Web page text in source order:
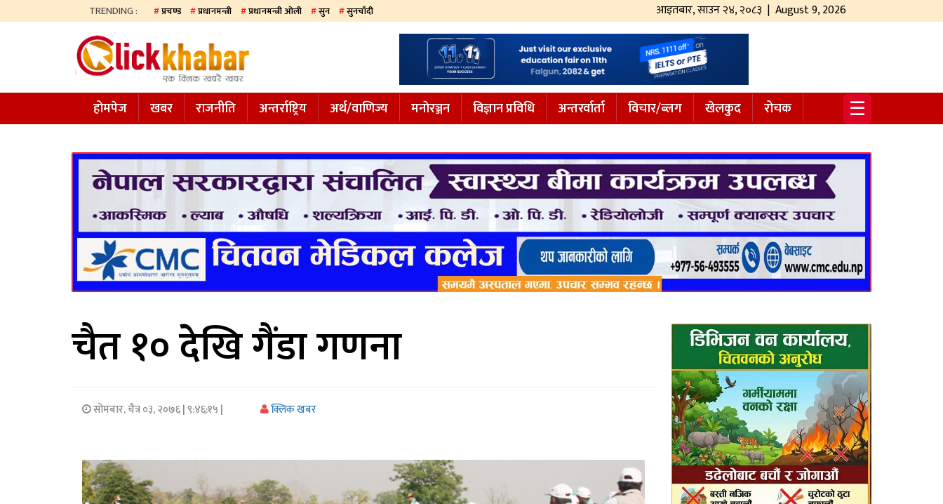
TRENDING : प्रचण्ड प्रधानमन्त्री प्रधानमन्त्री ओली सुन सुनचाँदी आइतबार,साउन२४,२०८३ | August 9, 2026
खबर
समाज
☰
होमपेज खबर राजनीति अन्तर्राष्ट्रिय अर्थ/वाणिज्य मनाेरञ्जन विज्ञान प्रविधि अन्तरर्वार्ता विचार/ब्लग खेलकुद
रोचक
चैत १० देखि गैंडा गणना
सोमबार, चैत्र ०३, २०७६| ९:४६:१५ | क्लिक खबर